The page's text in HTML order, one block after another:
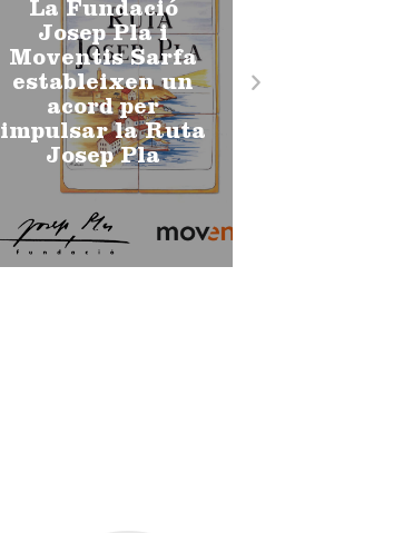
La Fundació
Josep Pla i
Moventis Sarfa
estableixen un
acord per
impulsar la Ruta
Josep Pla